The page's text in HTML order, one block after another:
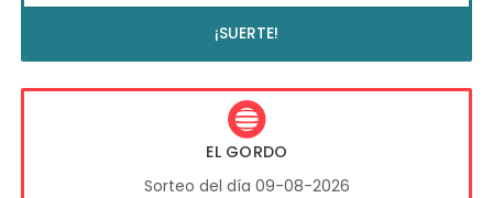
¡SUERTE!
EL GORDO
Sorteo del día 09-08-2026